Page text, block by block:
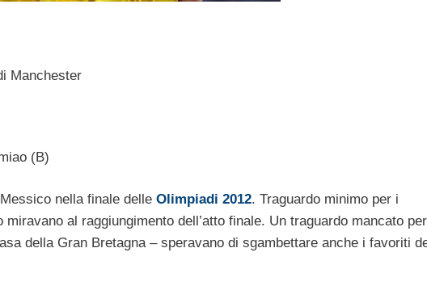
Manchester
(B)
nella finale delle Olimpiadi 2012. Traguardo minimo per i
al raggiungimento dell’atto finale. Un traguardo mancato
della Gran Bretagna – speravano di sgambettare anche i favoriti